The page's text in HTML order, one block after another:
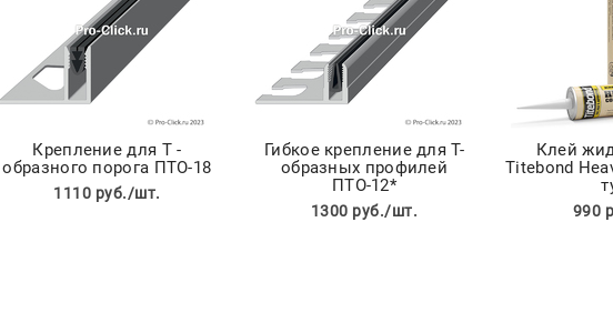
Крепление для Т -
образного порога ПТО-18
1110 руб./шт.
Гибкое крепление для Т-
образных профилей
ПТО-12*
1300 руб./шт.
Клей
Titebond
990